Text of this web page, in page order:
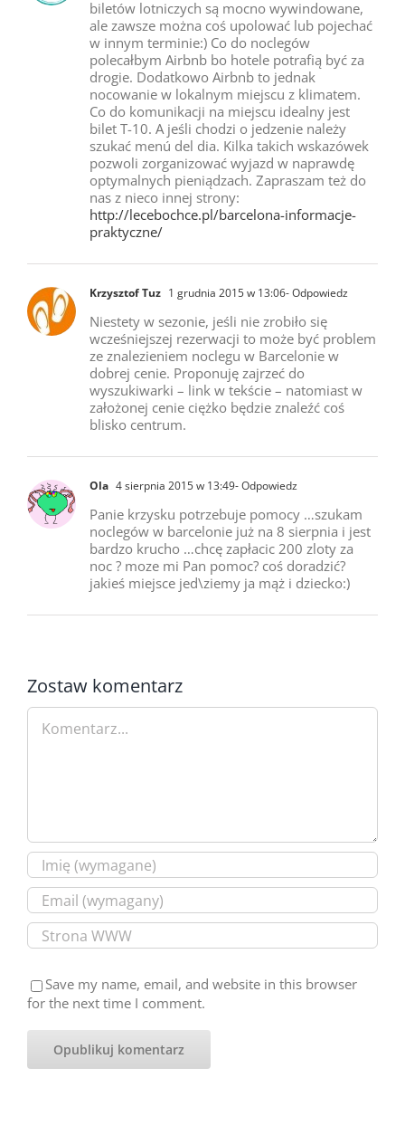
biletów lotniczych są mocno wywindowane,
ale zawsze można coś upolować lub pojechać
w innym terminie:) Co do noclegów
polecałbym Airbnb bo hotele potrafią być za
drogie. Dodatkowo Airbnb to jednak
nocowanie w lokalnym miejscu z klimatem.
Co do komunikacji na miejscu idealny jest
bilet T-10. A jeśli chodzi o jedzenie należy
szukać menú del dia. Kilka takich wskazówek
pozwoli zorganizować wyjazd w naprawdę
optymalnych pieniądzach. Zapraszam też do
nas z nieco innej strony:
http://lecebochce.pl/barcelona-informacje-
praktyczne/
Krzysztof Tuz 1 grudnia 2015 w 13:06- Odpowiedz
Niestety w sezonie, jeśli nie zrobiło się
wcześniejszej rezerwacji to może być problem
ze znalezieniem noclegu w Barcelonie w
dobrej cenie. Proponuję zajrzeć do
wyszukiwarki – link w tekście – natomiast w
założonej cenie ciężko będzie znaleźć coś
blisko centrum.
Ola 4 sierpnia 2015 w 13:49- Odpowiedz
Panie krzysku potrzebuje pomocy …szukam
noclegów w barcelonie już na 8 sierpnia i jest
bardzo krucho …chcę zapłacic 200 zloty za
noc ? moze mi Pan pomoc? coś doradzić?
jakieś miejsce jed\ziemy ja mąż i dziecko:)
Zostaw komentarz
Comment
Save my name, email, and website in this browser
for the next time I comment.